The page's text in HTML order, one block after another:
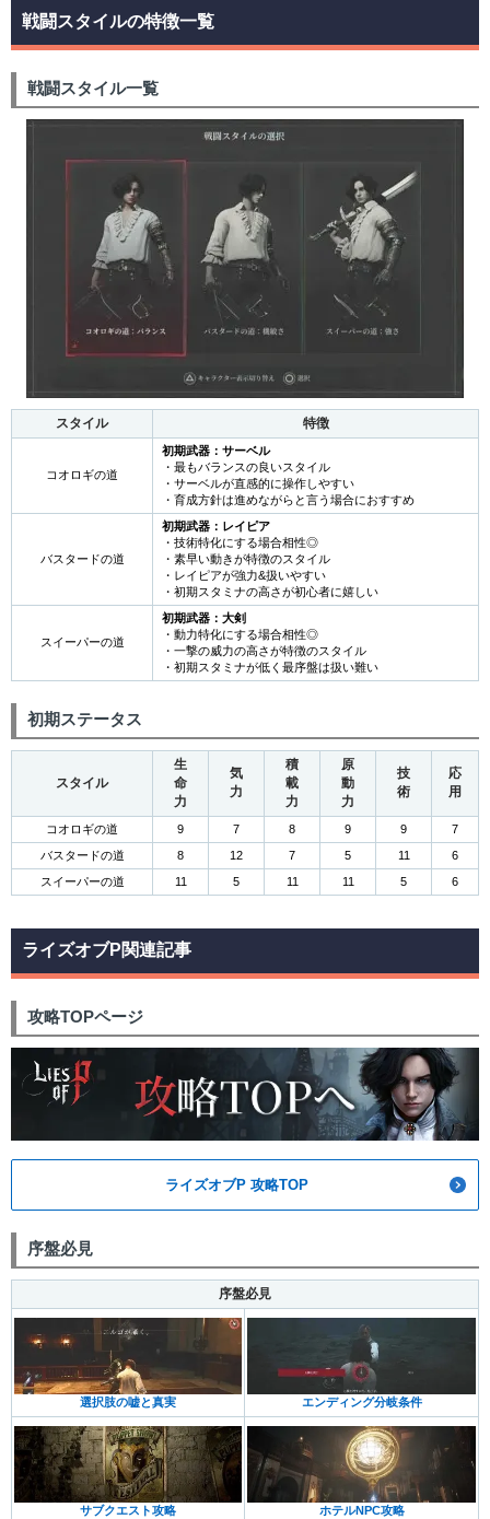
戦闘スタイルの特徴一覧
戦闘スタイル一覧
スタイル 特徴
コオロギの道
初期武器：サーベル
・最もバランスの良いスタイル
・サーベルが直感的に操作しやすい
・育成方針は進めながらと言う場合におすすめ
バスタードの道
初期武器：レイピア
・技術特化にする場合相性◎
・素早い動きが特徴のスタイル
・レイピアが強力&扱いやすい
・初期スタミナの高さが初心者に嬉しい
スイーパーの道
初期武器：大剣
・動力特化にする場合相性◎
・一撃の威力の高さが特徴のスタイル
・初期スタミナが低く最序盤は扱い難い
初期ステータス
スタイル
生
命
力
気
力
積
載
力
原
動
力
技
術
応
用
コオロギの道 9 7 8 9 9
7
バスタードの道
8 12 7 5 11
6
スイーパーの道
11 5 11 11 5 6
ライズオブP関連記事
攻略TOPページ
ライズオブP 攻略TOP
序盤必見
序盤必見
選択肢の嘘と真実 エンディング分岐条件
サブクエスト攻略 ホテルNPC攻略